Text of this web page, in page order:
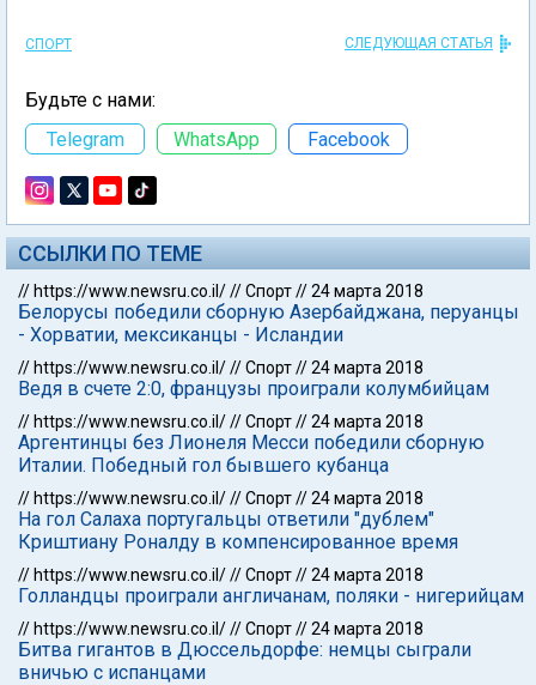
СПОРТ СЛЕДУЮЩАЯ СТАТЬЯ
Будьте с нами:
Telegram
WhatsApp Facebook
ССЫЛКИ ПО ТЕМЕ
// https://www.newsru.co.il///Спорт//24 марта 2018
Белорусы победили сборную Азербайджана, перуанцы
- Хорватии, мексиканцы - Исландии
// https://www.newsru.co.il///Спорт//24 марта 2018
Ведя в счете 2:0, французы проиграли колумбийцам
// https://www.newsru.co.il///Спорт//24 марта 2018
Аргентинцы без Лионеля Месси победили сборную
Италии. Победный гол бывшего кубанца
// https://www.newsru.co.il///Спорт//24 марта 2018
На гол Салаха португальцы ответили "дублем"
Криштиану Роналду в компенсированное время
// https://www.newsru.co.il///Спорт//24 марта 2018
Голландцы проиграли англичанам, поляки - нигерийцам
// https://www.newsru.co.il///Спорт//24 марта 2018
Битва гигантов в Дюссельдорфе: немцы сыграли
вничью с испанцами